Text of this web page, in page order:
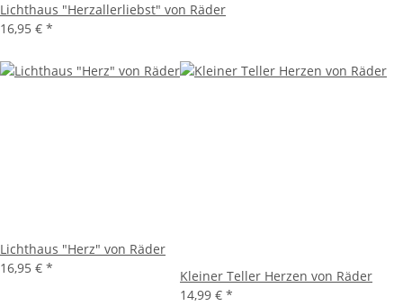
Lichthaus "Herzallerliebst" von Räder
16,95 € *
Lichthaus "Herz" von Räder
16,95 € *
Kleiner Teller Herzen von Räder
14,99 € *